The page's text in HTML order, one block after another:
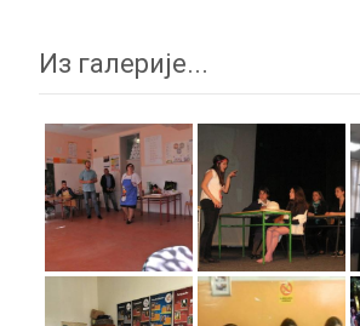
Из галерије...